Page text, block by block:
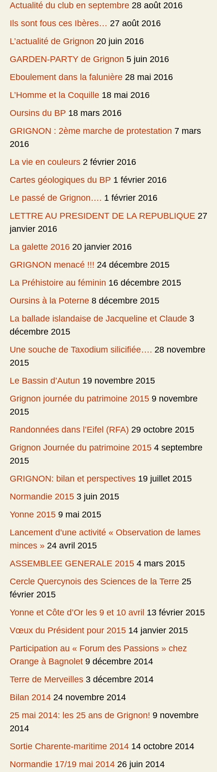
Actualité du club en septembre 28 août 2016
Ils sont fous ces Ibères… 27 août 2016
L’actualité de Grignon 20 juin 2016
GARDEN-PARTY de Grignon 5 juin 2016
Eboulement dans la falunière 28 mai 2016
L’Homme et la Coquille 18 mai 2016
Oursins du BP 18 mars 2016
GRIGNON : 2ème marche de protestation 7 mars
2016
La vie en couleurs 2 février 2016
Cartes géologiques du BP 1 février 2016
Le passé de Grignon…. 1 février 2016
LETTRE AU PRESIDENT DE LA REPUBLIQUE 27
janvier 2016
La galette 2016 20 janvier 2016
GRIGNON menacé !!! 24 décembre 2015
La Préhistoire au féminin 16 décembre 2015
Oursins à la Poterne 8 décembre 2015
La ballade islandaise de Jacqueline et Claude 3
décembre 2015
Une souche de Taxodium silicifiée…. 28 novembre
2015
Le Bassin d’Autun 19 novembre 2015
Grignon journée du patrimoine 2015 9 novembre
2015
Randonnées dans l’Eifel (RFA) 29 octobre 2015
Grignon Journée du patrimoine 2015 4 septembre
2015
GRIGNON: bilan et perspectives 19 juillet 2015
Normandie 2015 3 juin 2015
Yonne 2015 9 mai 2015
Lancement d’une activité « Observation de lames
minces » 24 avril 2015
ASSEMBLEE GENERALE 2015 4 mars 2015
Cercle Quercynois des Sciences de la Terre 25
février 2015
Yonne et Côte d’Or les 9 et 10 avril 13 février 2015
Vœux du Président pour 2015 14 janvier 2015
Participation au « Forum des Passions » chez
Orange à Bagnolet 9 décembre 2014
Terre de Merveilles 3 décembre 2014
Bilan 2014 24 novembre 2014
25 mai 2014: les 25 ans de Grignon! 9 novembre
2014
Sortie Charente-maritime 2014 14 octobre 2014
Normandie 17/19 mai 2014 26 juin 2014